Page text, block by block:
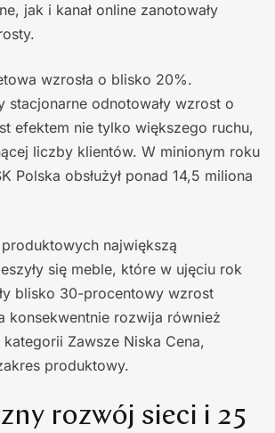
jak i kanał online zanotowały
wzrosła o blisko 20%.
stacjonarne odnotowały wzrost o
efektem nie tylko większego ruchu,
liczby klientów. W minionym roku
Polska obsłużył ponad 14,5 miliona
największą
się meble, które w ujęciu rok
blisko 30-procentowy wzrost
konsekwentnie rozwija również
Zawsze Niska Cena,
produktowy.
rozwój sieci i 25